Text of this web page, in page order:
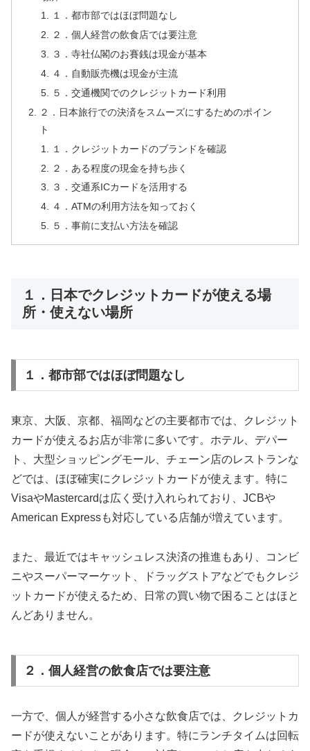
１．都市部ではほぼ問題なし
２．個人経営の飲食店では要注意
３．寺社仏閣のお賽銭は現金が基本
４．自動販売機は現金が主流
５．交通機関でのクレジットカード利用
２．日本旅行での決済をスムーズにするためのポイン
ト
１．クレジットカードのブランドを確認
２．ある程度の現金を持ち歩く
３．交通系ICカードを活用する
４．ATMの利用方法を知っておく
５．事前に支払い方法を確認
１．日本でクレジットカードが使える場
所・使えない場所
１．都市部ではほぼ問題なし
東京、大阪、京都、福岡などの主要都市では、クレジット
カードが使えるお店が非常に多いです。ホテル、デパー
ト、大型ショッピングモール、チェーン店のレストランな
どでは、ほぼ確実にクレジットカードが使えます。特に
VisaやMastercardは広く受け入れられており、JCBや
American Expressも対応している店舗が増えています。
また、最近ではキャッシュレス決済の推進もあり、コンビ
ニやスーパーマーケット、ドラッグストアなどでもクレジ
ットカードが使えるため、日常の買い物で困ることはほと
んどありません。
２．個人経営の飲食店では要注意
一方で、個人が経営する小さな飲食店では、クレジットカ
ードが使えないことがあります。特にランチタイムは回転